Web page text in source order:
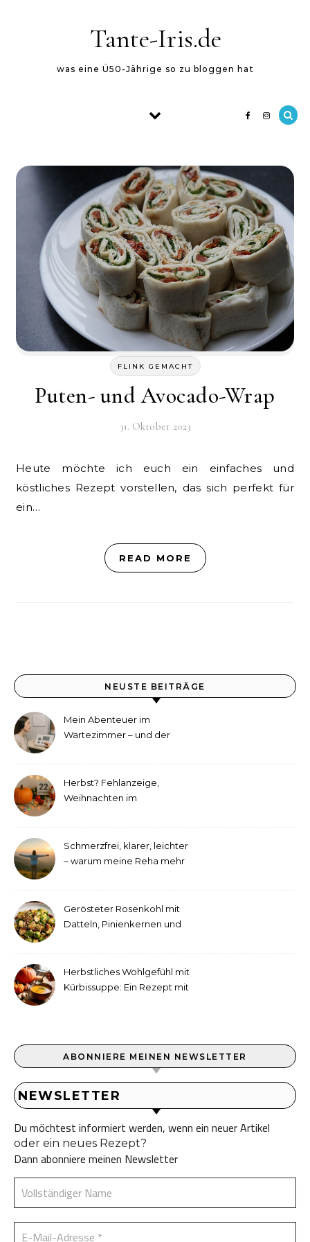
Tante-Iris.de
was eine Ü50-Jährige so zu bloggen hat
FLINK GEMACHT
Puten- und Avocado-Wrap
31. Oktober 2023
Heute möchte ich euch ein einfaches und
köstliches Rezept vorstellen, das sich perfekt für
ein…
READ MORE
NEUSTE BEITRÄGE
Mein Abenteuer im
Wartezimmer – und der
Herbst? Fehlanzeige,
Weihnachten im
Schmerzfrei, klarer, leichter
– warum meine Reha mehr
Gerösteter Rosenkohl mit
Datteln, Pinienkernen und
Herbstliches Wohlgefühl mit
Kürbissuppe: Ein Rezept mit
ABONNIERE MEINEN NEWSLETTER
NEWSLETTER
Du möchtest informiert werden, wenn ein neuer Artikel
oder ein neues Rezept?
Dann abonniere meinen Newsletter